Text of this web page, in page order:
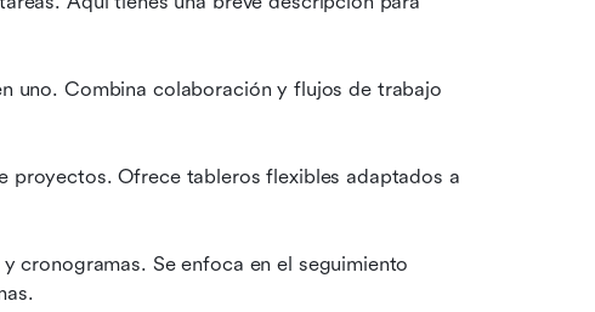
uno. Combina colaboración y flujos de trabajo
proyectos. Ofrece tableros flexibles adaptados a
cronogramas. Se enfoca en el seguimiento